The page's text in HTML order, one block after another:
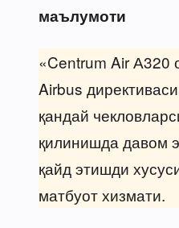
маълумоти
«Centrum Air А320
Airbus
қандай
қилинишда давом
қайд этишди
матбуот хизмати.